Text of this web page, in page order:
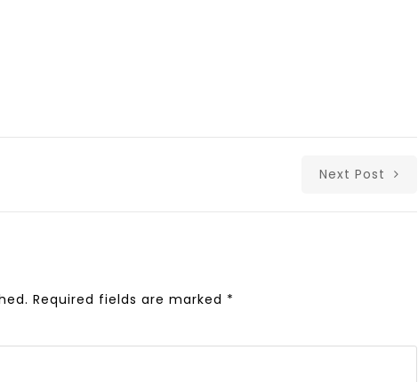
Next Post
Required fields are marked *